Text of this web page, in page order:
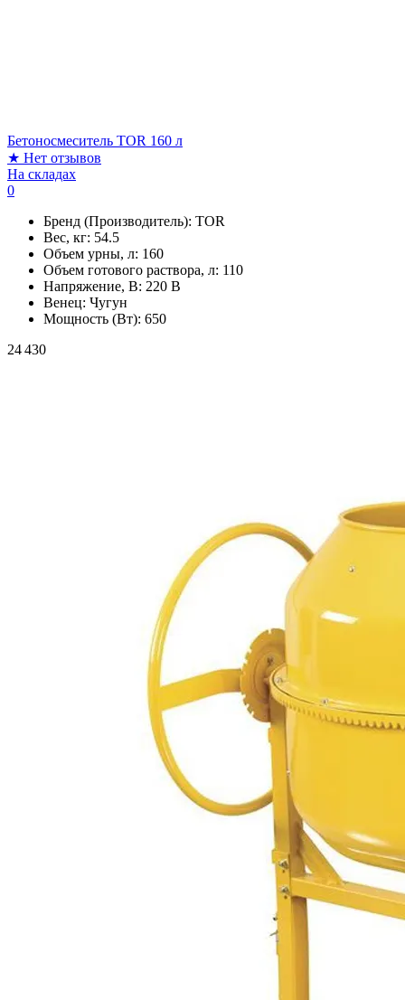
Бетоносмеситель TOR 160 л
★ Нет отзывов
На складах
0
Бренд (Производитель): TOR
Вес, кг: 54.5
Объем урны, л: 160
Объем готового раствора, л: 110
Напряжение, В: 220 В
Венец: Чугун
Мощность (Вт): 650
24 430